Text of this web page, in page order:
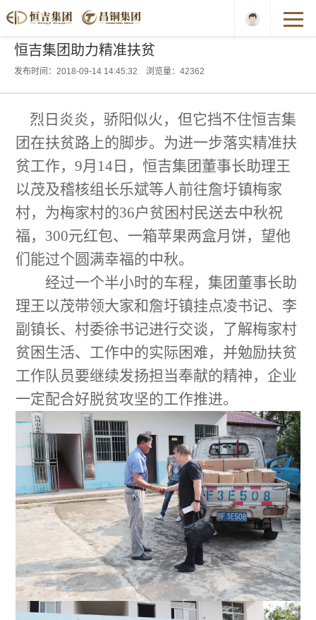
恒吉集团助力精准扶贫
发布时间：2018-09-14 14:45:32 浏览量：42362
烈日炎炎，骄阳似火，但它挡不住恒吉集
团在扶贫路上的脚步。为进一步落实精准扶
贫工作，9月 14 日，恒吉集团董事长助理王
以茂及稽核组长乐斌等人前往詹圩镇梅家
村， 为梅家村的36户贫困村民送去中秋祝
福， 300元红包、一箱苹果两盒月饼，望他
们能过个圆满幸福的中秋。
经过一个半小时的车程， 集团董事长助
理王以茂带领大家和詹圩镇挂点凌书记、李
副镇长、村委徐书记进行交谈，了解梅家村
贫困生活、工作中的实际困难，并勉励扶贫
工作队员要继续发扬担当奉献的精神， 企业
一定配合好脱贫攻坚的工作推进。